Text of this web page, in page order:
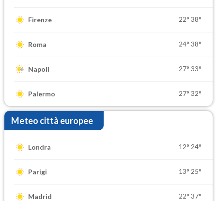
Firenze 22° 38°
Roma 24° 38°
Napoli 27° 33°
Palermo 27° 32°
Meteo città europee
Londra 12° 24°
Parigi 13° 25°
Madrid 22° 37°